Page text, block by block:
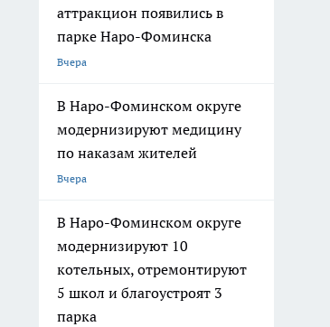
аттракцион появились в
парке Наро-Фоминска
Вчера
В Наро-Фоминском округе
модернизируют медицину
по наказам жителей
Вчера
В Наро-Фоминском округе
модернизируют 10
котельных, отремонтируют
5 школ и благоустроят 3
парка